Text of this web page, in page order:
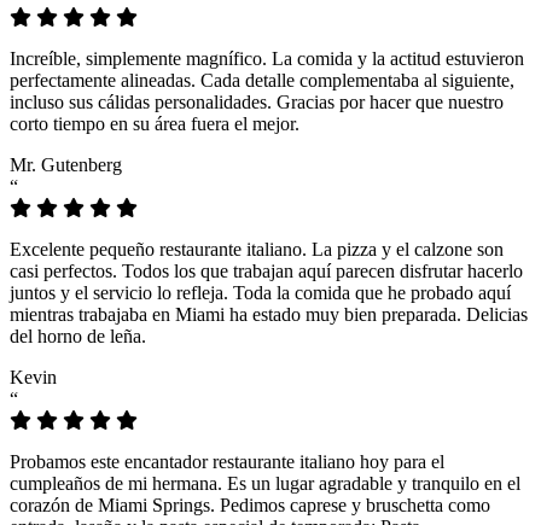
Increíble, simplemente magnífico. La comida y la actitud estuvieron
perfectamente alineadas. Cada detalle complementaba al siguiente,
incluso sus cálidas personalidades. Gracias por hacer que nuestro
corto tiempo en su área fuera el mejor.
Mr. Gutenberg
“
Excelente pequeño restaurante italiano. La pizza y el calzone son
casi perfectos. Todos los que trabajan aquí parecen disfrutar hacerlo
juntos y el servicio lo refleja. Toda la comida que he probado aquí
mientras trabajaba en Miami ha estado muy bien preparada. Delicias
del horno de leña.
Kevin
“
Probamos este encantador restaurante italiano hoy para el
cumpleaños de mi hermana. Es un lugar agradable y tranquilo en el
corazón de Miami Springs. Pedimos caprese y bruschetta como